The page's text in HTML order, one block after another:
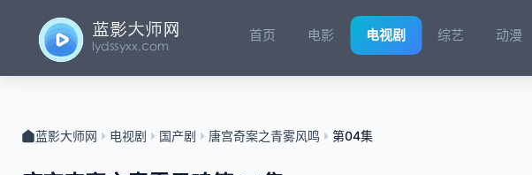
首页 电影 电视剧 综艺 动漫
蓝影大师网 电视剧 国产剧 唐宫奇案之青雾风鸣 第04集